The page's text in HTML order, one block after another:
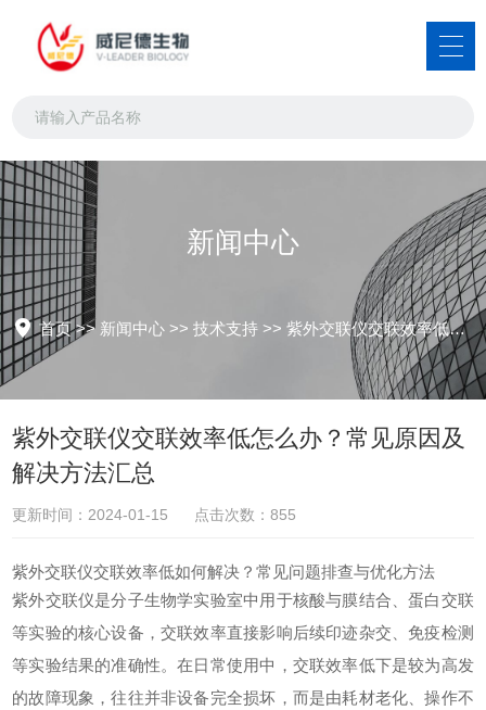
新闻中心
首页>> 新闻中心 >>技术支持 >>紫外交联仪交联效率低怎么办？常见原因及解决方法汇总
紫外交联仪交联效率低怎么办？常见原因及
解决方法汇总
更新时间：2024-01-15 点击次数：855
紫外交联仪交联效率低如何解决？常见问题排查与优化方法
紫外交联仪是分子生物学实验室中用于核酸与膜结合、蛋白交联
等实验的核心设备，交联效率直接影响后续印迹杂交、免疫检测
等实验结果的准确性。在日常使用中，交联效率低下是较为高发
的故障现象，往往并非设备完全损坏，而是由耗材老化、操作不